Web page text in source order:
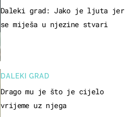
Daleki grad: Jako je ljuta jer
se miješa u njezine stvari
DALEKI GRAD
Drago mu je što je cijelo
vrijeme uz njega